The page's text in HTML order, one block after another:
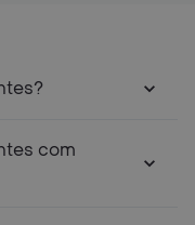
com